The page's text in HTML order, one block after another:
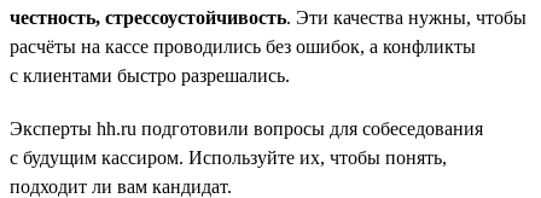
честность, стрессоустойчивость. Эти качества нужны, чтобы
расчёты на кассе проводились без ошибок, а конфликты
с клиентами быстро разрешались.
Эксперты hh.ru подготовили вопросы для собеседования
с будущим кассиром. Используйте их, чтобы понять,
подходит ли вам кандидат.